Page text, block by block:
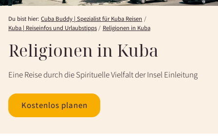
Du bist hier: Cuba Buddy | Spezialist für Kuba Reisen
Kuba | Reiseinfos und Urlaubstipps
Religionen in Kuba
Religionen in Kuba
Eine Reise durch die Spirituelle Vielfalt der Insel Einleitung
Kostenlos planen